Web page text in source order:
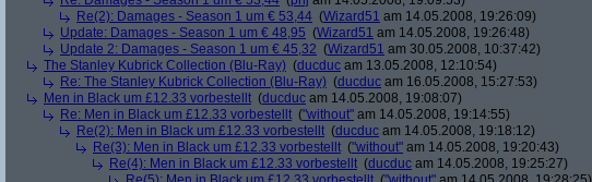
Re(2): Damages - Season 1 um € 53,44 (Wizard51 am 14.05.2008, 19:26:09)
Update: Damages - Season 1 um € 48,95 (Wizard51 am 14.05.2008, 19:26:48)
Update 2: Damages - Season 1 um € 45,32 (Wizard51 am 30.05.2008, 10:37:42)
The Stanley Kubrick Collection (Blu-Ray) (ducduc am 13.05.2008, 12:10:54)
Re: The Stanley Kubrick Collection (Blu-Ray) (ducduc am 16.05.2008, 15:27:53)
Men in Black um £12.33 vorbestellt (ducduc am 14.05.2008, 19:08:07)
Re: Men in Black um £12.33 vorbestellt ("without" am 14.05.2008, 19:14:55)
Re(2): Men in Black um £12.33 vorbestellt (ducduc am 14.05.2008, 19:18:12)
Re(3): Men in Black um £12.33 vorbestellt ("without" am 14.05.2008, 19:20:43)
Re(4): Men in Black um £12.33 vorbestellt (ducduc am 14.05.2008, 19:25:27)